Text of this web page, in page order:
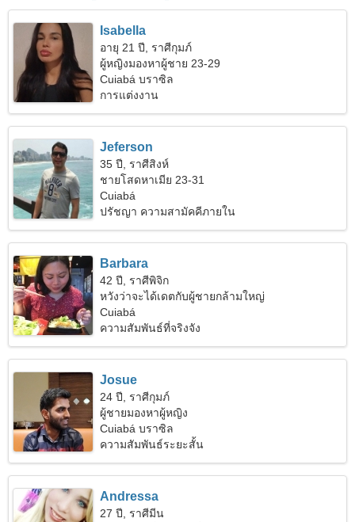
Isabella
อายุ 21 ปี, ราศีกุมภ์
ผู้หญิงมองหาผู้ชาย 23-29
Cuiabá บราซิล
การแต่งงาน
Jeferson
35 ปี, ราศีสิงห์
ชายโสดหาเมีย 23-31
Cuiabá
ปรัชญา ความสามัคคีภายใน
Barbara
42 ปี, ราศีพิจิก
หวังว่าจะได้เดตกับผู้ชายกล้ามใหญ่
Cuiabá
ความสัมพันธ์ที่จริงจัง
Josue
24 ปี, ราศีกุมภ์
ผู้ชายมองหาผู้หญิง
Cuiabá บราซิล
ความสัมพันธ์ระยะสั้น
Andressa
27 ปี, ราศีมีน